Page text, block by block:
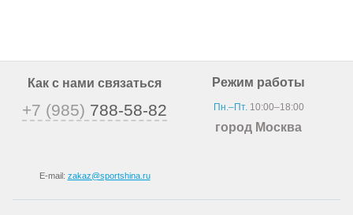
Как с нами связаться
+7 (985) 788-58-82
E-mail: zakaz@sportshina.ru
Режим работы
Пн.–Пт.10:00–18:00
город Москва